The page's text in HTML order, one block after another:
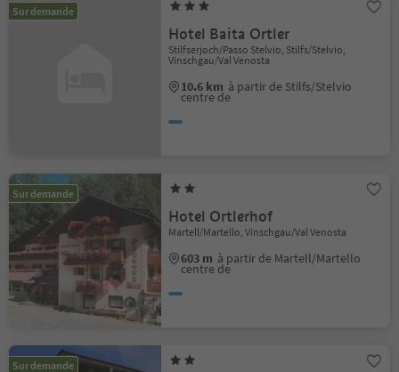
Sur demande
Hotel Baita Ortler
Stilfserjoch/Passo Stelvio, Stilfs/Stelvio,
Vinschgau/Val Venosta
10.6 km à partir de Stilfs/Stelvio
centre de
Sur demande
Hotel Ortlerhof
Martell/Martello, Vinschgau/Val Venosta
603 m à partir de Martell/Martello
centre de
Sur demande